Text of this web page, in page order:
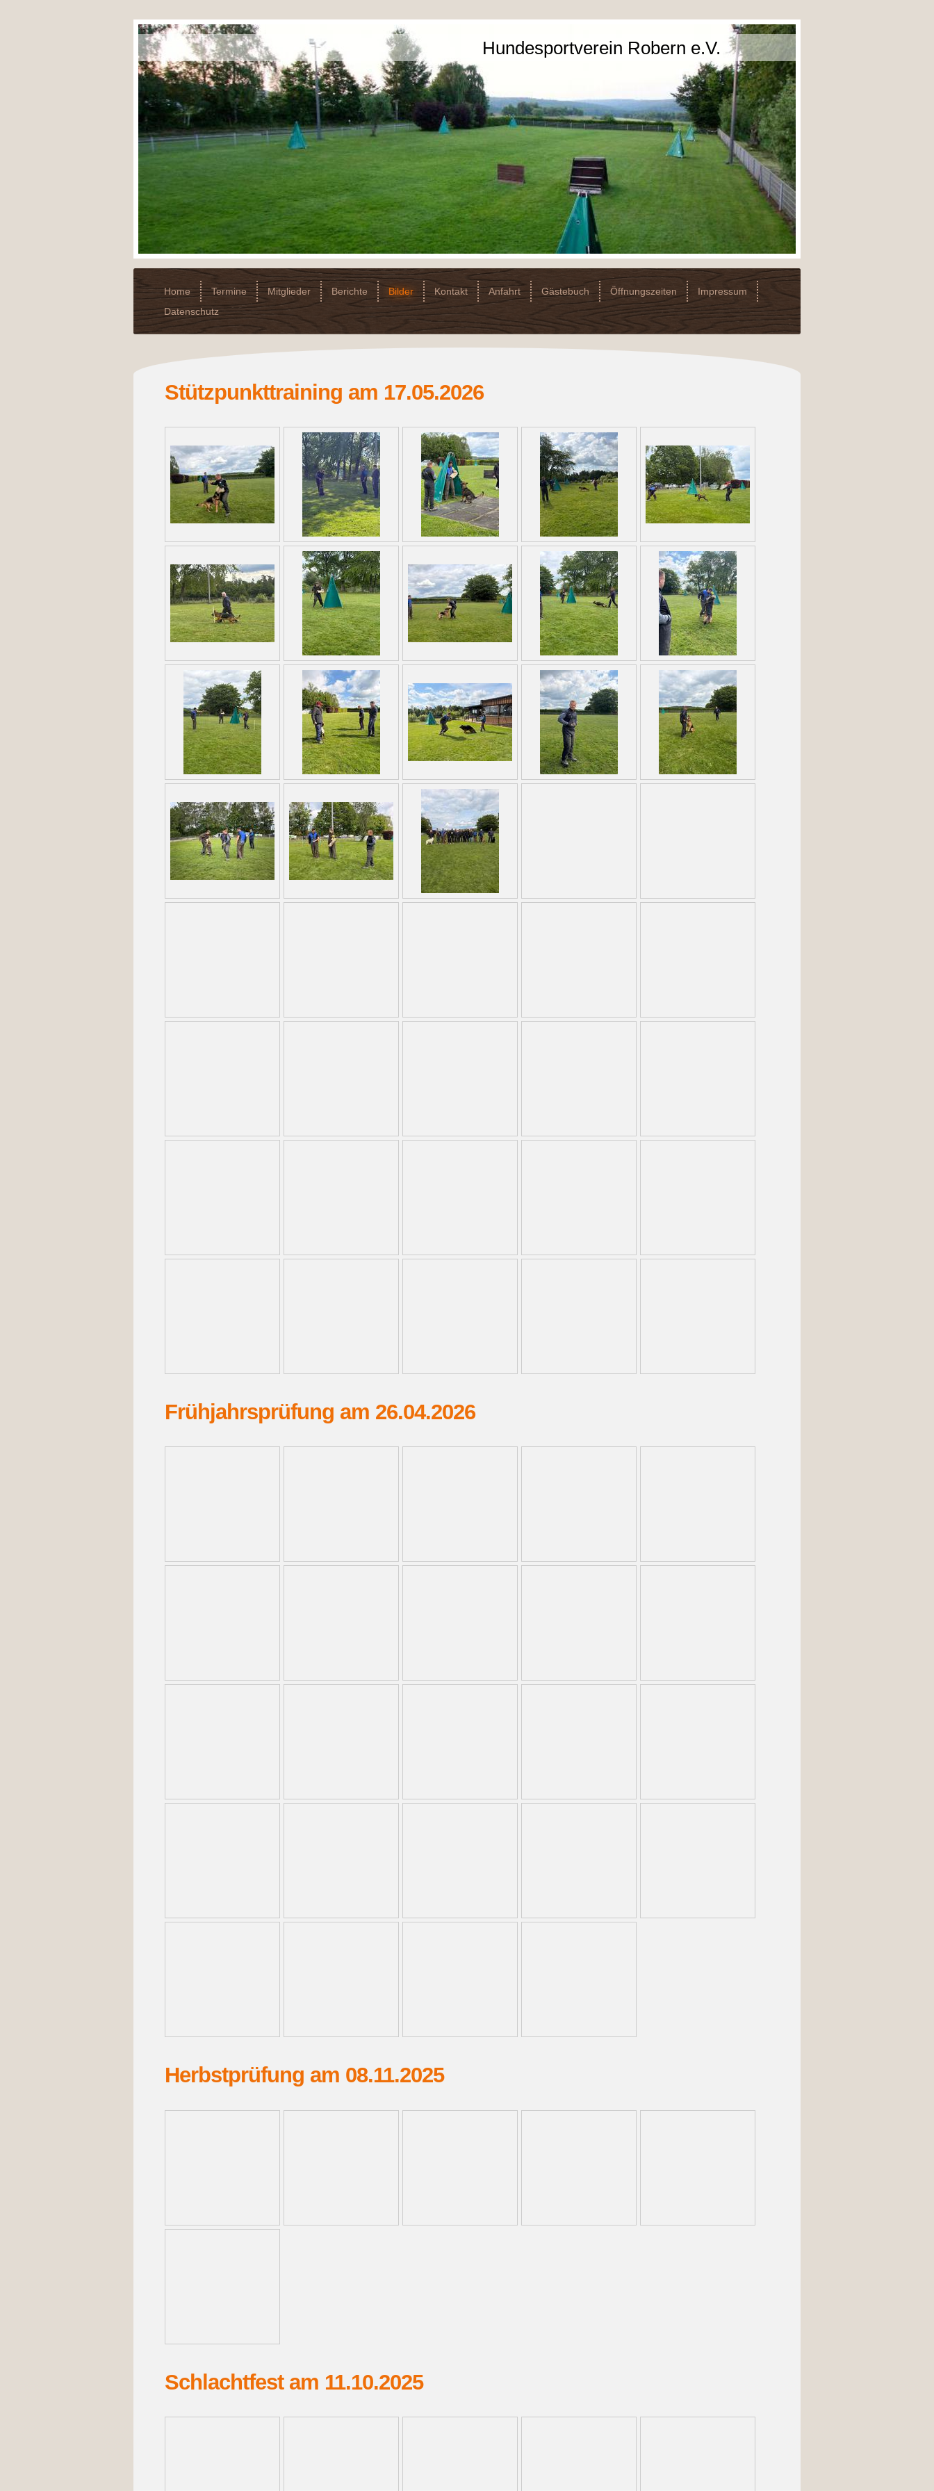
Hundesportverein Robern e.V.
Home Termine Mitglieder Berichte Bilder Kontakt Anfahrt Gästebuch Öffnungszeiten
Impressum
Datenschutz
Stützpunkttraining am 17.05.2026
Frühjahrsprüfung am 26.04.2026
Herbstprüfung am 08.11.2025
Schlachtfest am 11.10.2025